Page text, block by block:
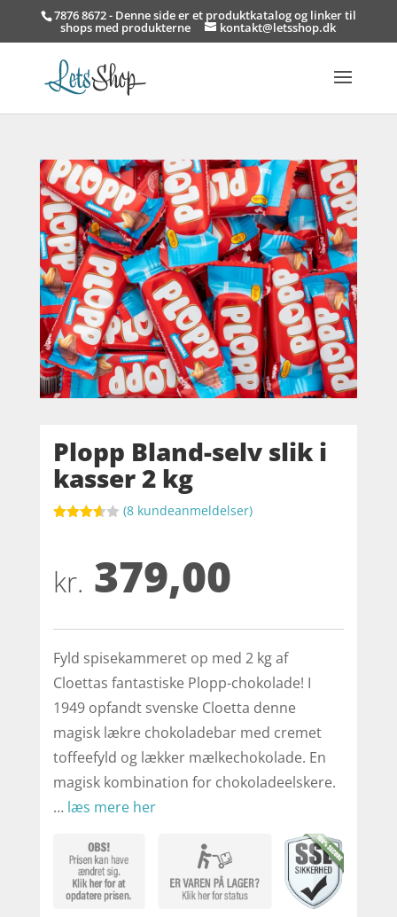
7876 8672 - Denne side er et produktkatalog og linker til
shops med produkterne kontakt@letsshop.dk
Plopp Bland-selv slik i
kasser 2 kg
baseret
på
er
(8 kundeanmeldelser)
kr. 379,00
Fyld spisekammeret op med 2 kg af
Cloettas fantastiske Plopp-chokolade! I
1949 opfandt svenske Cloetta denne
magisk lækre chokoladebar med cremet
toffeefyld og lækker mælkechokolade. En
magisk kombination for chokoladeelskere.
… læs mere her